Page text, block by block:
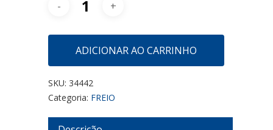
ADICIONAR AO CARRINHO
SKU: 34442
Categoria: FREIO